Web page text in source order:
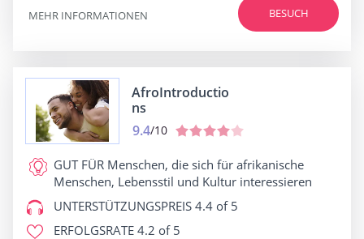
BESUCH
MEHR INFORMATIONEN
AfroIntroductio
ns
9.4/10
GUT FÜR Menschen, die sich für afrikanische
Menschen, Lebensstil und Kultur interessieren
UNTERSTÜTZUNGSPREIS 4.4 of 5
ERFOLGSRATE 4.2 of 5